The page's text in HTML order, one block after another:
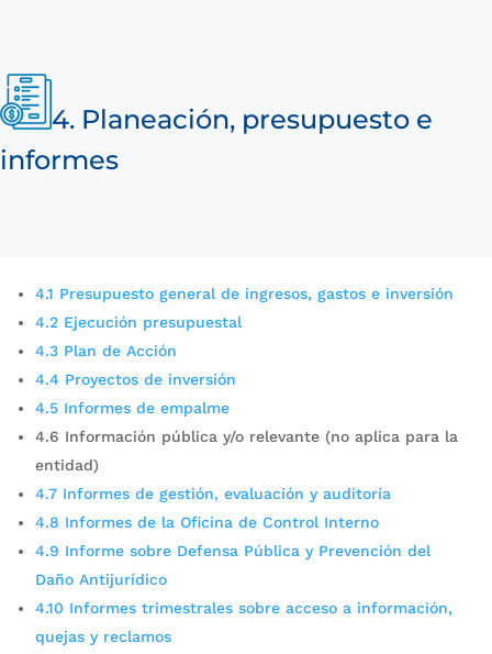
4. Planeación, presupuesto e
informes
4.1 Presupuesto general de ingresos, gastos e inversión
4.2 Ejecución presupuestal
4.3 Plan de Acción
4.4 Proyectos de inversión
4.5 Informes de empalme
4.6 Información pública y/o relevante (no aplica para la
entidad)
4.7 Informes de gestión, evaluación y auditoría
4.8 Informes de la Oficina de Control Interno
4.9 Informe sobre Defensa Pública y Prevención del
Daño Antijurídico
4.10 Informes trimestrales sobre acceso a información,
quejas y reclamos